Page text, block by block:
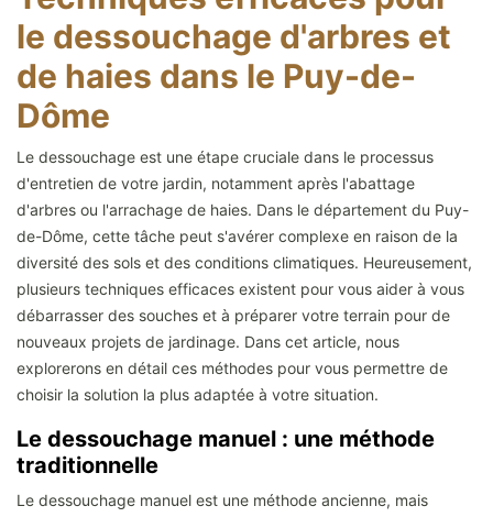
le dessouchage d'arbres et
de haies dans le Puy-de-
Dôme
Le dessouchage est une étape cruciale dans le processus
d'entretien de votre jardin, notamment après l'abattage
d'arbres ou l'arrachage de haies. Dans le département du Puy-
de-Dôme, cette tâche peut s'avérer complexe en raison de la
diversité des sols et des conditions climatiques. Heureusement,
plusieurs techniques efficaces existent pour vous aider à vous
débarrasser des souches et à préparer votre terrain pour de
nouveaux projets de jardinage. Dans cet article, nous
explorerons en détail ces méthodes pour vous permettre de
choisir la solution la plus adaptée à votre situation.
Le dessouchage manuel : une méthode
traditionnelle
Le dessouchage manuel est une méthode ancienne, mais